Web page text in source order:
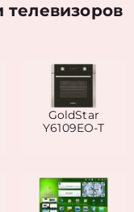
GoldStar
Y6109EO-T